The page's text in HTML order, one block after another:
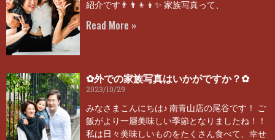
紹介です👨‍👨‍👦‍👦✨ 家族写真って、
Read More »
✿外での家族写真はいかがですか？✿
2023/10/29
みなさまこんにちは♪ 南青山店の尾谷です！ ご
飯がより一層美味しい季節となりましたね！！
私は日々美味しいものをたくさん食べて、幸せ